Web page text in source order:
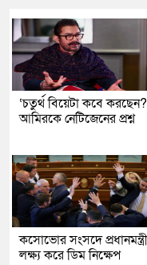
‘চতুর্থ বিয়েটা কবে
আমিরকে নেটিজেনের প্রশ্ন
কসোভোর সংসদে
লক্ষ্য করে ডিম নিক্ষেপ